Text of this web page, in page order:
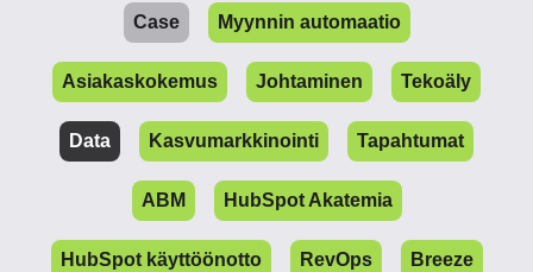
Case Myynnin automaatio
Asiakaskokemus Johtaminen Tekoäly
Data Kasvumarkkinointi Tapahtumat
ABM HubSpot Akatemia
HubSpot käyttöönotto RevOps Breeze